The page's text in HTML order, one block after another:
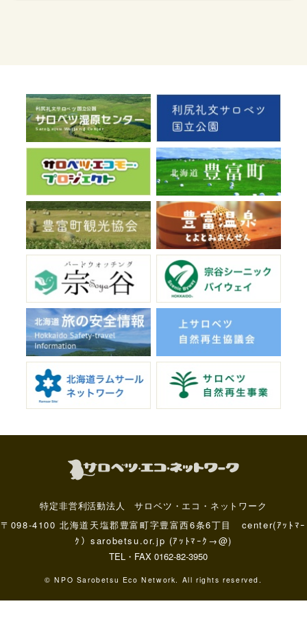
特定非営利活動法人 サロベツ・エコ・ネットワーク
〒098-4100 北海道天塩郡豊富町字豊富西6条6丁目 center(ｱｯﾄﾏｰ
ｸ）sarobetsu.or.jp (ｱｯﾄﾏｰｸ→@)
TEL・FAX 0162-82-3950
© NPO Sarobetsu Eco Network. All rights reserved.